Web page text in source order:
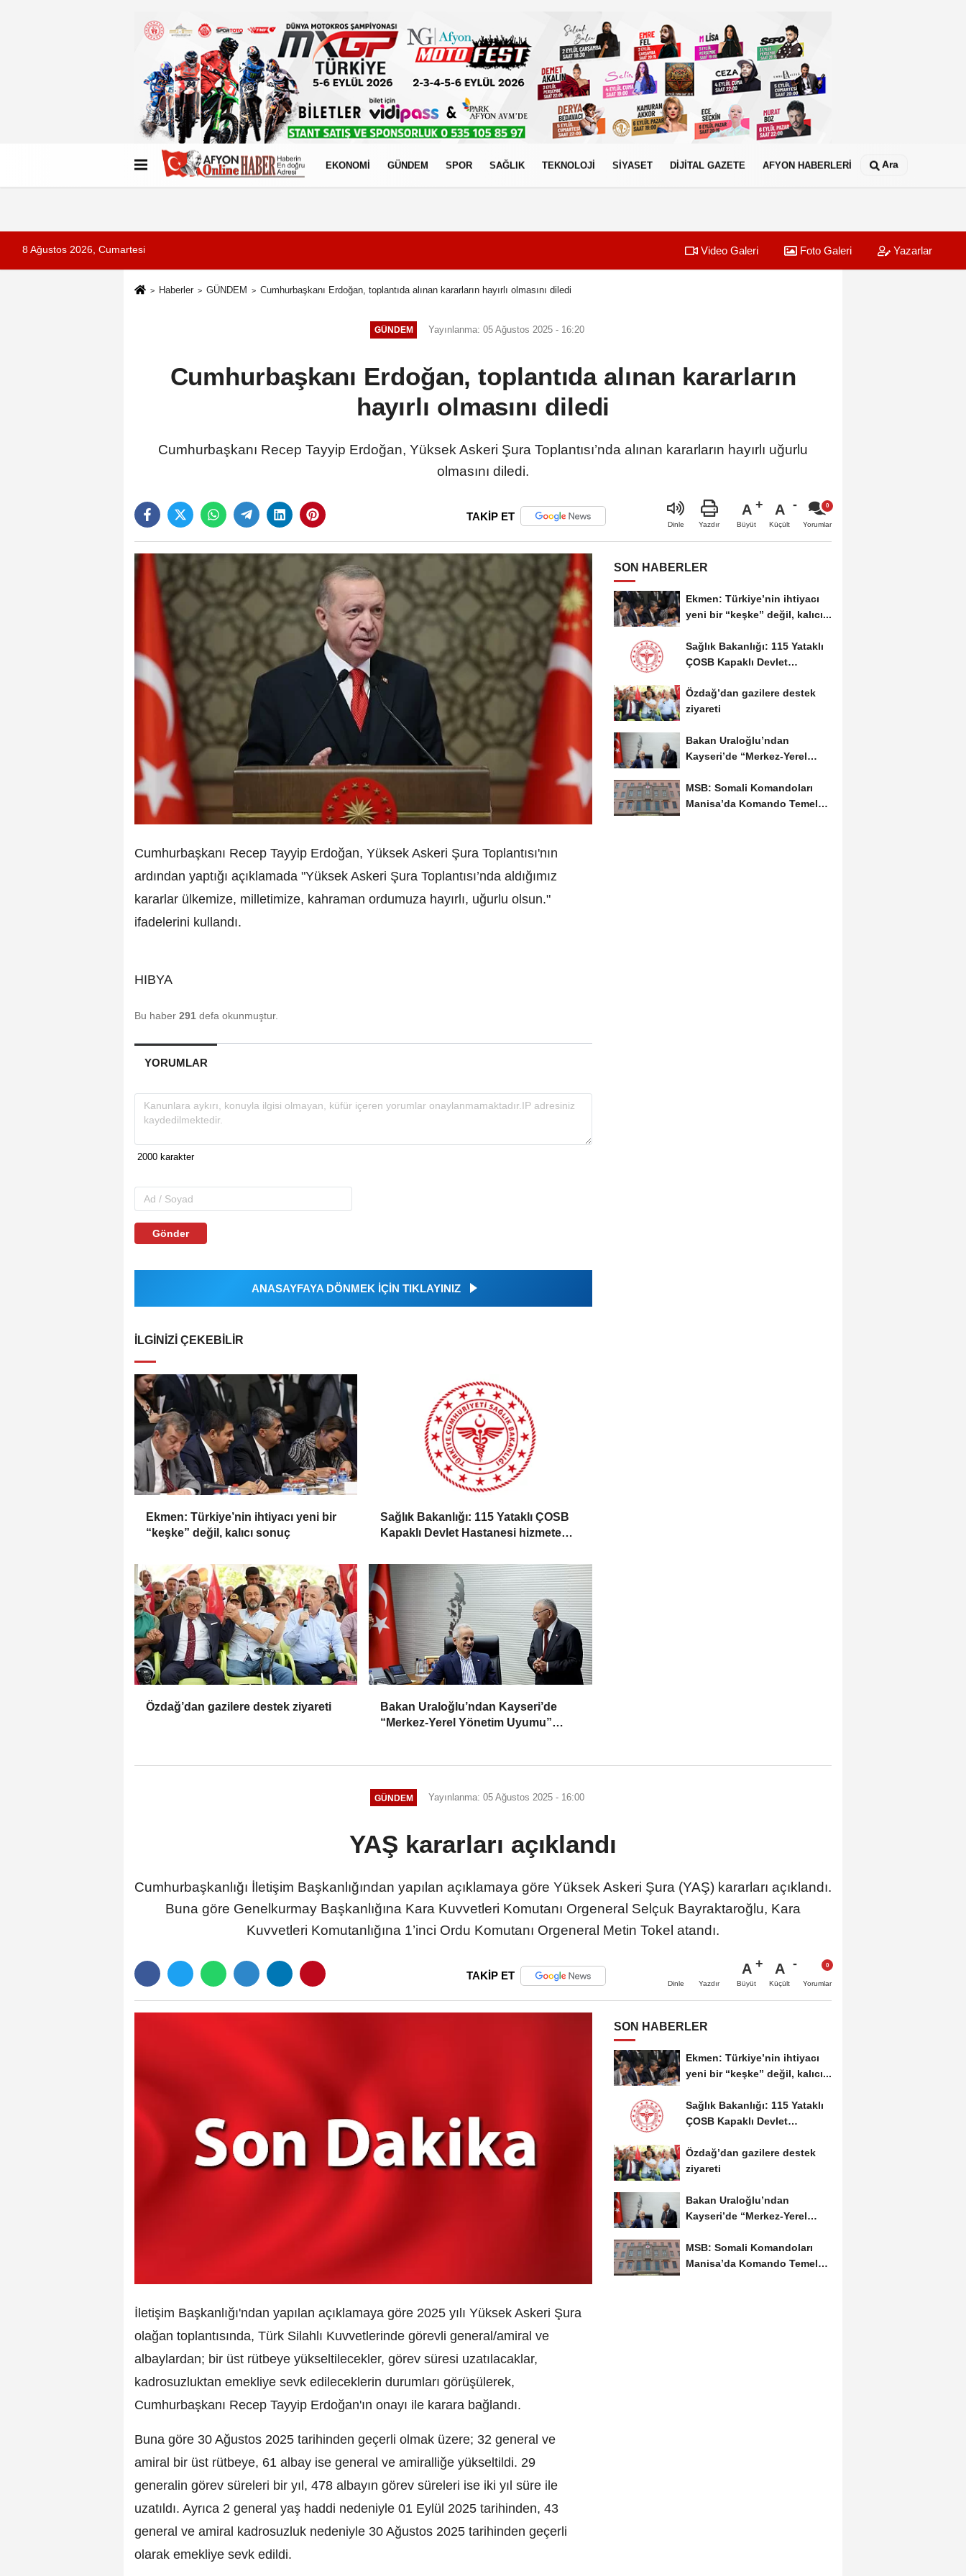
Künye İletişim Çerez Politikası
EKONOMİ GÜNDEM SPOR SAĞLIK TEKNOLOJİ SİYASET DİJİTAL GAZETE AFYON HABERLERİ Ara
8 Ağustos 2026, Cumartesi Video Galeri Foto Galeri Yazarlar
Haberler GÜNDEM Cumhurbaşkanı Erdoğan, toplantıda alınan kararların hayırlı olmasını diledi
GÜNDEM Yayınlanma: 05 Ağustos 2025 - 16:20
Cumhurbaşkanı Erdoğan, toplantıda alınan kararların
hayırlı olmasını diledi
Cumhurbaşkanı Recep Tayyip Erdoğan, Yüksek Askeri Şura Toplantısı’nda alınan kararların hayırlı uğurlu
olmasını diledi.
TAKİP ET
Dinle Yazdır
A
Büyüt
A
Küçült Yorumlar
Cumhurbaşkanı Recep Tayyip Erdoğan, Yüksek Askeri Şura Toplantısı'nın
ardından yaptığı açıklamada "Yüksek Askeri Şura Toplantısı’nda aldığımız
kararlar ülkemize, milletimize, kahraman ordumuza hayırlı, uğurlu olsun."
ifadelerini kullandı.
HIBYA
Bu haber 291 defa okunmuştur.
YORUMLAR
Gönder
ANASAYFAYA DÖNMEK İÇİN TIKLAYINIZ
İLGINIZI ÇEKEBILIR
Ekmen: Türkiye’nin ihtiyacı yeni bir
“keşke” değil, kalıcı sonuç
Sağlık Bakanlığı: 115 Yataklı ÇOSB
Kapaklı Devlet Hastanesi hizmete
Özdağ’dan gazilere destek ziyareti
Bakan Uraloğlu’ndan Kayseri’de
“Merkez-Yerel Yönetim Uyumu”
SON HABERLER
Ekmen: Türkiye’nin ihtiyacı
yeni bir “keşke” değil, kalıcı...
Sağlık Bakanlığı: 115 Yataklı
ÇOSB Kapaklı Devlet
Özdağ’dan gazilere destek
ziyareti
Bakan Uraloğlu’ndan
Kayseri’de “Merkez-Yerel
MSB: Somali Komandoları
Manisa’da Komando Temel
GÜNDEM Yayınlanma: 05 Ağustos 2025 - 16:00
YAŞ kararları açıklandı
Cumhurbaşkanlığı İletişim Başkanlığından yapılan açıklamaya göre Yüksek Askeri Şura (YAŞ) kararları açıklandı.
Buna göre Genelkurmay Başkanlığına Kara Kuvvetleri Komutanı Orgeneral Selçuk Bayraktaroğlu, Kara
Kuvvetleri Komutanlığına 1’inci Ordu Komutanı Orgeneral Metin Tokel atandı.
TAKİP ET
Dinle Yazdır
A
Büyüt
A
Küçült Yorumlar
İletişim Başkanlığı'ndan yapılan açıklamaya göre 2025 yılı Yüksek Askeri Şura
olağan toplantısında, Türk Silahlı Kuvvetlerinde görevli general/amiral ve
albaylardan; bir üst rütbeye yükseltilecekler, görev süresi uzatılacaklar,
kadrosuzluktan emekliye sevk edileceklerin durumları görüşülerek,
Cumhurbaşkanı Recep Tayyip Erdoğan'ın onayı ile karara bağlandı.
Buna göre 30 Ağustos 2025 tarihinden geçerli olmak üzere; 32 general ve
amiral bir üst rütbeye, 61 albay ise general ve amiralliğe yükseltildi. 29
generalin görev süreleri bir yıl, 478 albayın görev süreleri ise iki yıl süre ile
uzatıldı. Ayrıca 2 general yaş haddi nedeniyle 01 Eylül 2025 tarihinden, 43
general ve amiral kadrosuzluk nedeniyle 30 Ağustos 2025 tarihinden geçerli
olarak emekliye sevk edildi.
SON HABERLER
Ekmen: Türkiye’nin ihtiyacı
yeni bir “keşke” değil, kalıcı...
Sağlık Bakanlığı: 115 Yataklı
ÇOSB Kapaklı Devlet
Özdağ’dan gazilere destek
ziyareti
Bakan Uraloğlu’ndan
Kayseri’de “Merkez-Yerel
MSB: Somali Komandoları
Manisa’da Komando Temel